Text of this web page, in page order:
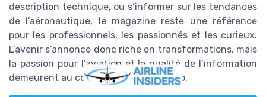
description technique, ou s’informer sur les tendances
de l’aéronautique, le magazine reste une référence
pour les professionnels, les passionnés et les curieux.
L’avenir s’annonce donc riche en transformations, mais
la passion pour l’aviation et la qualité de l’information
demeurent au cœur de chaque numéro.